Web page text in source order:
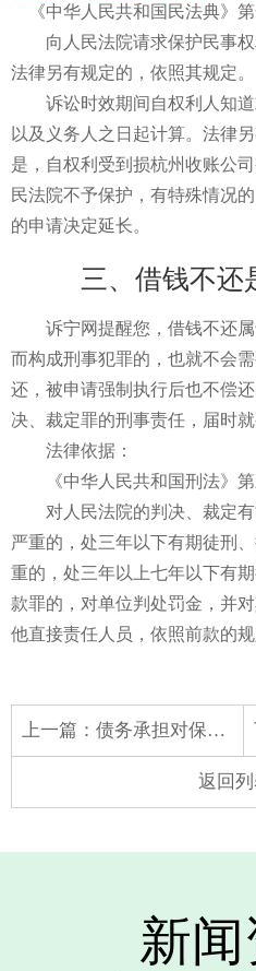
《中华人民共和国民法典》
向人民法院请求保护民事权
法律另有规定的，依照其规定。
诉讼时效期间自权利人知道
以及义务人之日起计算。法律
是，自权利受到损杭州收账公
民法院不予保护，有特殊情况
的申请决定延长。
三、借钱不还
诉宁网提醒您，借钱不还属
而构成刑事犯罪的，也就不会
还，被申请强制执行后也不偿
决、裁定罪的刑事责任，届时就
法律依据：
《中华人民共和国刑法》第
对人民法院的判决、裁定有
严重的，处三年以下有期徒刑
重的，处三年以上七年以下有
款罪的，对单位判处罚金，并
他直接责任人员，依照前款的规
上一篇： 债务承担对保证责任的影响是什么
返回列
新